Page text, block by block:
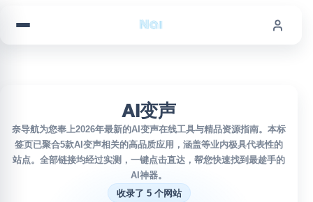
AI变声
奈导航为您奉上2026年最新的AI变声在线工具与精品资源指南。本标
签页已聚合5款AI变声相关的高品质应用，涵盖等业内极具代表性的
站点。全部链接均经过实测，一键点击直达，帮您快速找到最趁手的
AI神器。
收录了 5 个网站